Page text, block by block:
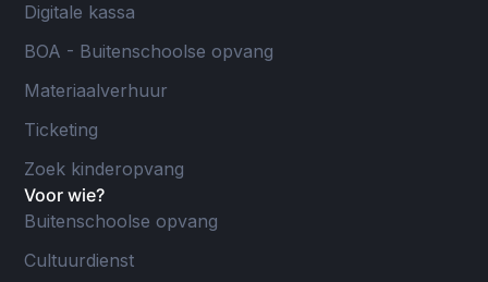
Digitale kassa
BOA - Buitenschoolse opvang
Materiaalverhuur
Ticketing
Zoek kinderopvang
Voor wie?
Buitenschoolse opvang
Cultuurdienst